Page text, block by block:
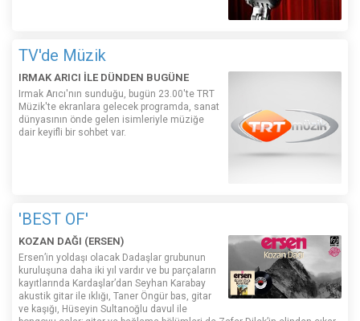
TV'de Müzik
IRMAK ARICI İLE DÜNDEN BUGÜNE
Irmak Arıcı'nın sunduğu, bugün 23.00'te TRT
Müzik'te ekranlara gelecek programda, sanat
dünyasının önde gelen isimleriyle müziğe
dair keyifli bir sohbet var.
'BEST OF'
KOZAN DAĞI (ERSEN)
Ersen’in yoldaşı olacak Dadaşlar grubunun
kuruluşuna daha iki yıl vardır ve bu parçaların
kayıtlarında Kardaşlar’dan Seyhan Karabay
akustik gitar ile ıklığı, Taner Öngür bas, gitar
ve kaşığı, Hüseyin Sultanoğlu davul ile